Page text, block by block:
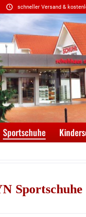
schneller Versand &
Sportschuhe